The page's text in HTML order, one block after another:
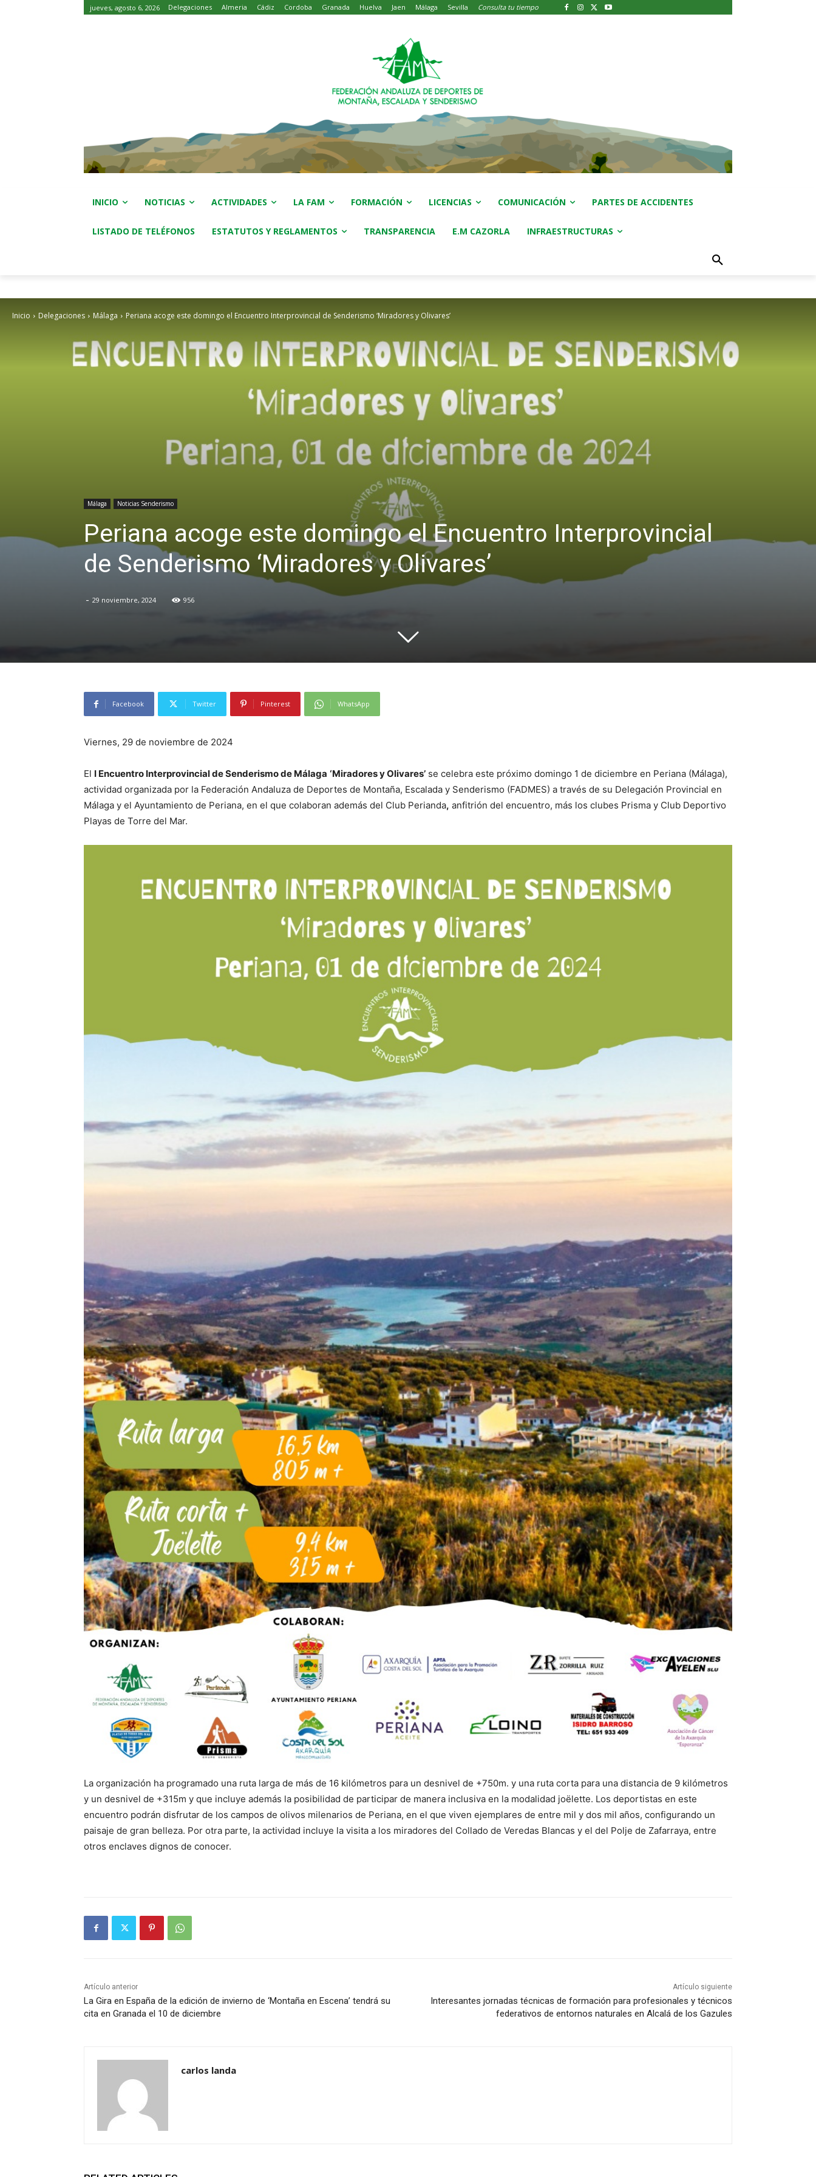
jueves, agosto 6, 2026 Delegaciones Almeria Cádiz Cordoba Granada Huelva Jaen Málaga Sevilla Consulta tu tiempo
INICIO NOTICIAS ACTIVIDADES LA FAM FORMACIÓN LICENCIAS COMUNICACIÓN PARTES DE ACCIDENTES
LISTADO DE TELÉFONOS ESTATUTOS Y REGLAMENTOS TRANSPARENCIA E.M CAZORLA INFRAESTRUCTURAS
Inicio Delegaciones Málaga Periana acoge este domingo el Encuentro Interprovincial de Senderismo ‘Miradores y Olivares’
Málaga Noticias Senderismo
Periana acoge este domingo el Encuentro Interprovincial
de Senderismo ‘Miradores y Olivares’
- 29 noviembre, 2024 956
Facebook Twitter Pinterest WhatsApp
Viernes, 29 de noviembre de 2024
El I Encuentro Interprovincial de Senderismo de Málaga ‘Miradores y Olivares’ se celebra este próximo domingo 1 de diciembre en Periana (Málaga),
actividad organizada por la Federación Andaluza de Deportes de Montaña, Escalada y Senderismo (FADMES) a través de su Delegación Provincial en
Málaga y el Ayuntamiento de Periana, en el que colaboran además del Club Perianda, anfitrión del encuentro, más los clubes Prisma y Club Deportivo
Playas de Torre del Mar.
La organización ha programado una ruta larga de más de 16 kilómetros para un desnivel de +750m. y una ruta corta para una distancia de 9 kilómetros
y un desnivel de +315m y que incluye además la posibilidad de participar de manera inclusiva en la modalidad joëlette. Los deportistas en este
encuentro podrán disfrutar de los campos de olivos milenarios de Periana, en el que viven ejemplares de entre mil y dos mil años, configurando un
paisaje de gran belleza. Por otra parte, la actividad incluye la visita a los miradores del Collado de Veredas Blancas y el del Polje de Zafarraya, entre
otros enclaves dignos de conocer.
Artículo anterior
La Gira en España de la edición de invierno de ‘Montaña en Escena’ tendrá su
cita en Granada el 10 de diciembre
Artículo siguiente
Interesantes jornadas técnicas de formación para profesionales y técnicos
federativos de entornos naturales en Alcalá de los Gazules
carlos landa